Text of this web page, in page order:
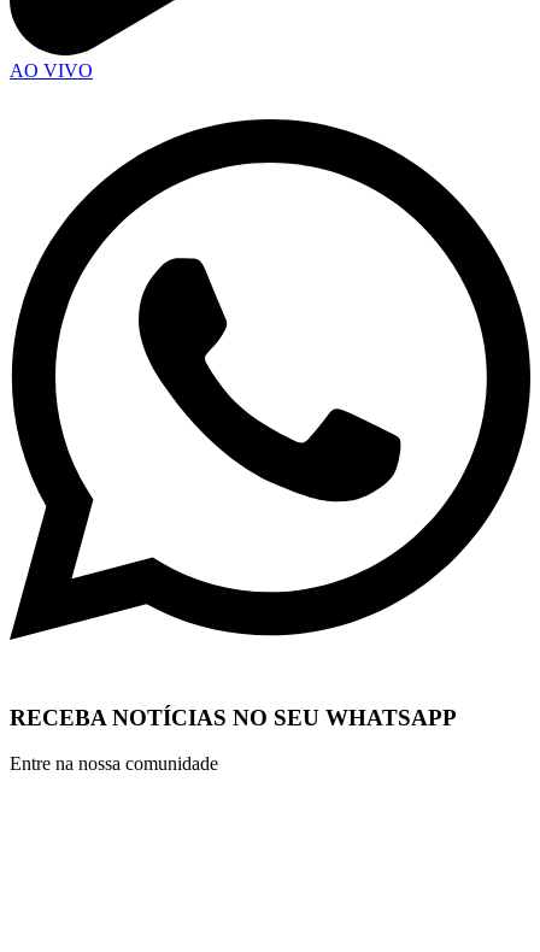
AO VIVO
RECEBA NOTÍCIAS NO SEU WHATSAPP
Entre na nossa comunidade